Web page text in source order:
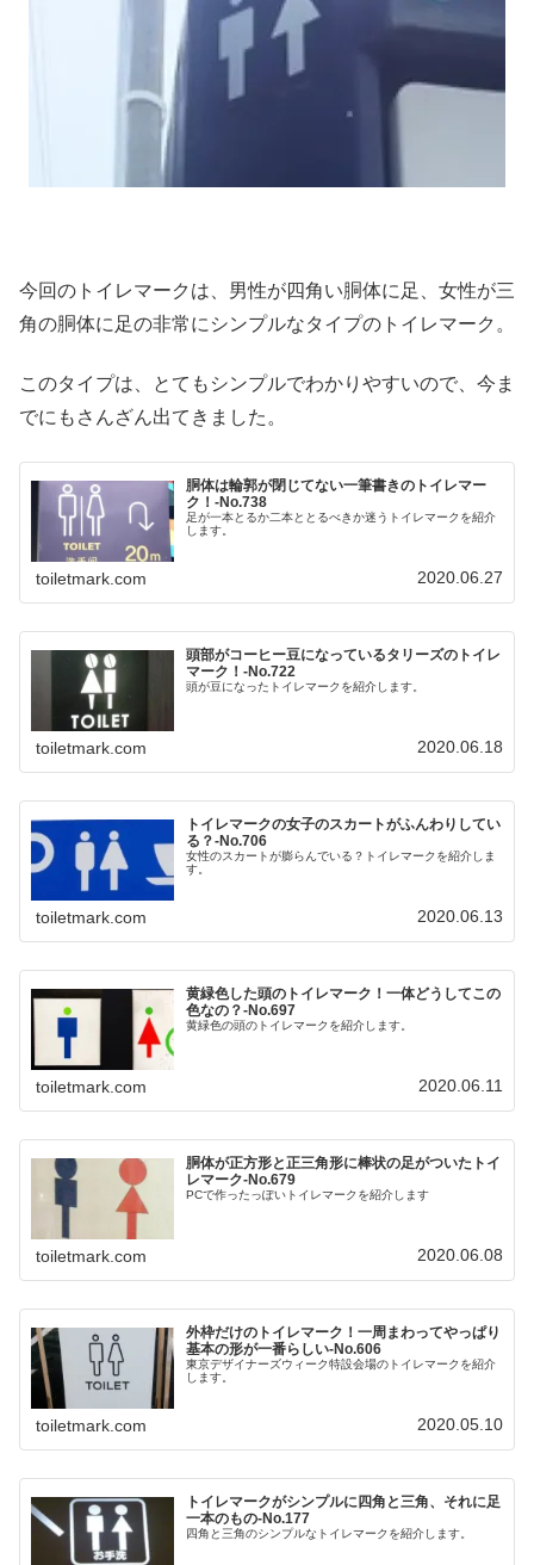
今回のトイレマークは、男性が四角い胴体に足、女性が三
角の胴体に足の非常にシンプルなタイプのトイレマーク。
このタイプは、とてもシンプルでわかりやすいので、今ま
でにもさんざん出てきました。
胴体は輪郭が閉じてない一筆書きのトイレマー
ク！‐No.738
足が一本とるか二本ととるべきか迷うトイレマークを紹介
します。
toiletmark.com 2020.06.27
頭部がコーヒー豆になっているタリーズのトイレ
マーク！‐No.722
頭が豆になったトイレマークを紹介します。
toiletmark.com 2020.06.18
トイレマークの女子のスカートがふんわりしてい
る？‐No.706
女性のスカートが膨らんでいる？トイレマークを紹介しま
す。
toiletmark.com 2020.06.13
黄緑色した頭のトイレマーク！一体どうしてこの
色なの？‐No.697
黄緑色の頭のトイレマークを紹介します。
toiletmark.com 2020.06.11
胴体が正方形と正三角形に棒状の足がついたトイ
レマーク‐No.679
PCで作ったっぽいトイレマークを紹介します
toiletmark.com 2020.06.08
外枠だけのトイレマーク！一周まわってやっぱり
基本の形が一番らしい‐No.606
東京デザイナーズウィーク特設会場のトイレマークを紹介
します。
toiletmark.com 2020.05.10
トイレマークがシンプルに四角と三角、それに足
一本のもの-No.177
四角と三角のシンプルなトイレマークを紹介します。